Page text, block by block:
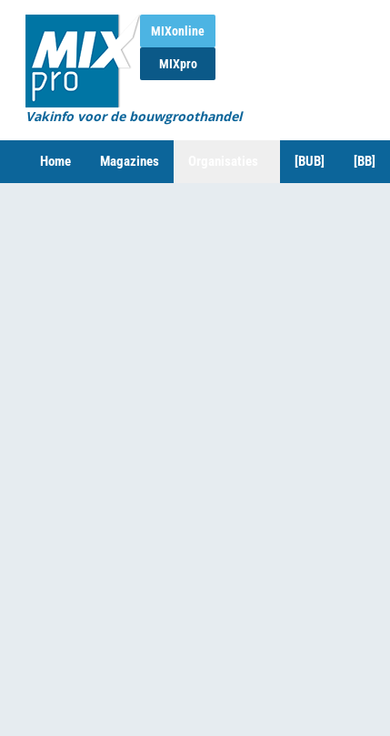
MIXonline
MIXpro
Vakinfo voor de bouwgroothandel
Home Magazines [BUB] [BB]